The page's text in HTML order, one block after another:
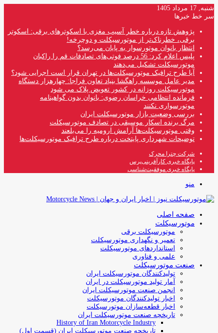
شنبه, 17 مرداد 1405
سر خط خبرها
پژوهش تازه درباره خطر آسیب مغزی با اسکوترهای برقی: اسکوتر
برقی، خطرناک‌تر از موتورسیکلت و دوچرخه!
انتظار بانوان موتورسوار به پایان می‌رسد؟
پلیس اعلام کرد: 56 درصد فوتی‌های تصادفات قم را راکبان
موتورسیکلت تشکیل می‌دهند
آیا طرح ترافیک موتورسیکلت‌ها در تهران قرار است اجرایی شود؟
مدیر عامل موسسه راهگشا بنیاد تعاون فراجا: چهارهزار دستگاه
موتورسیکلت روزانه در کشور تعویض پلاک می شود
فرمانده انتظامی خراسان رضوی: بانوان بدون گواهینامه
موتورسواری نکنند
بررسی وضعیت بازار موتورسیکلت ایران
مرگ برنده اسکار موسیقی در تصادف موتورسیکلت
وقتی موتورسیکلت‌ها آرامش ارومیه را می‌بلعند
توضیحات شهرداری پایتخت درباره طرح ترافیک موتورسیکلت‌ها
شرکت چترا محرک
پایگاه خبری کارآفرینی‌پرس
پایگاه خبری موفقیت‌شناسی
منو
صفحه اصلی
موتورسیکلت
موتورسیکلت برقی
تعمیر و نگهداری موتورسیکلت
استانداردهای موتورسیکلت
علمی و فناوری
صنعت موتورسیکلت
تولیدکنندگان موتورسیکلت ایران
آمار تولید موتورسیکلت در ایران
انجمن صنعت موتورسیکلت ایران
اخبار تولیدکنندگان موتورسیکلت
اخبار قطعه‌سازان موتورسیکلت
تاریخچه صنعت موتورسیکلت ایران
History of Iran Motorcycle Industry
تاریخچه صنعت موتورسیکلت ایران (قسمت اول)